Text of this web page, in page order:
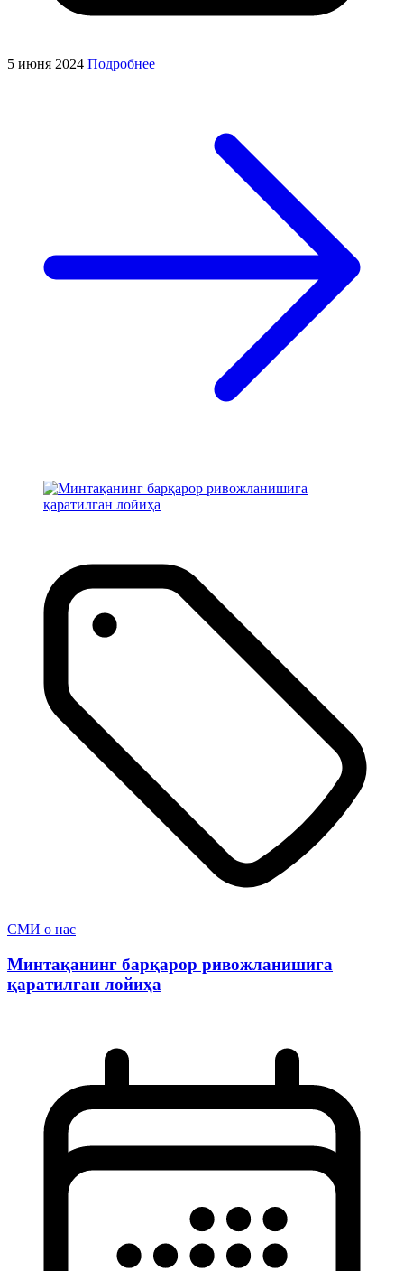
5 июня 2024 Подробнее
СМИ о нас
Минтақанинг барқарор ривожланишига
қаратилган лойиҳа